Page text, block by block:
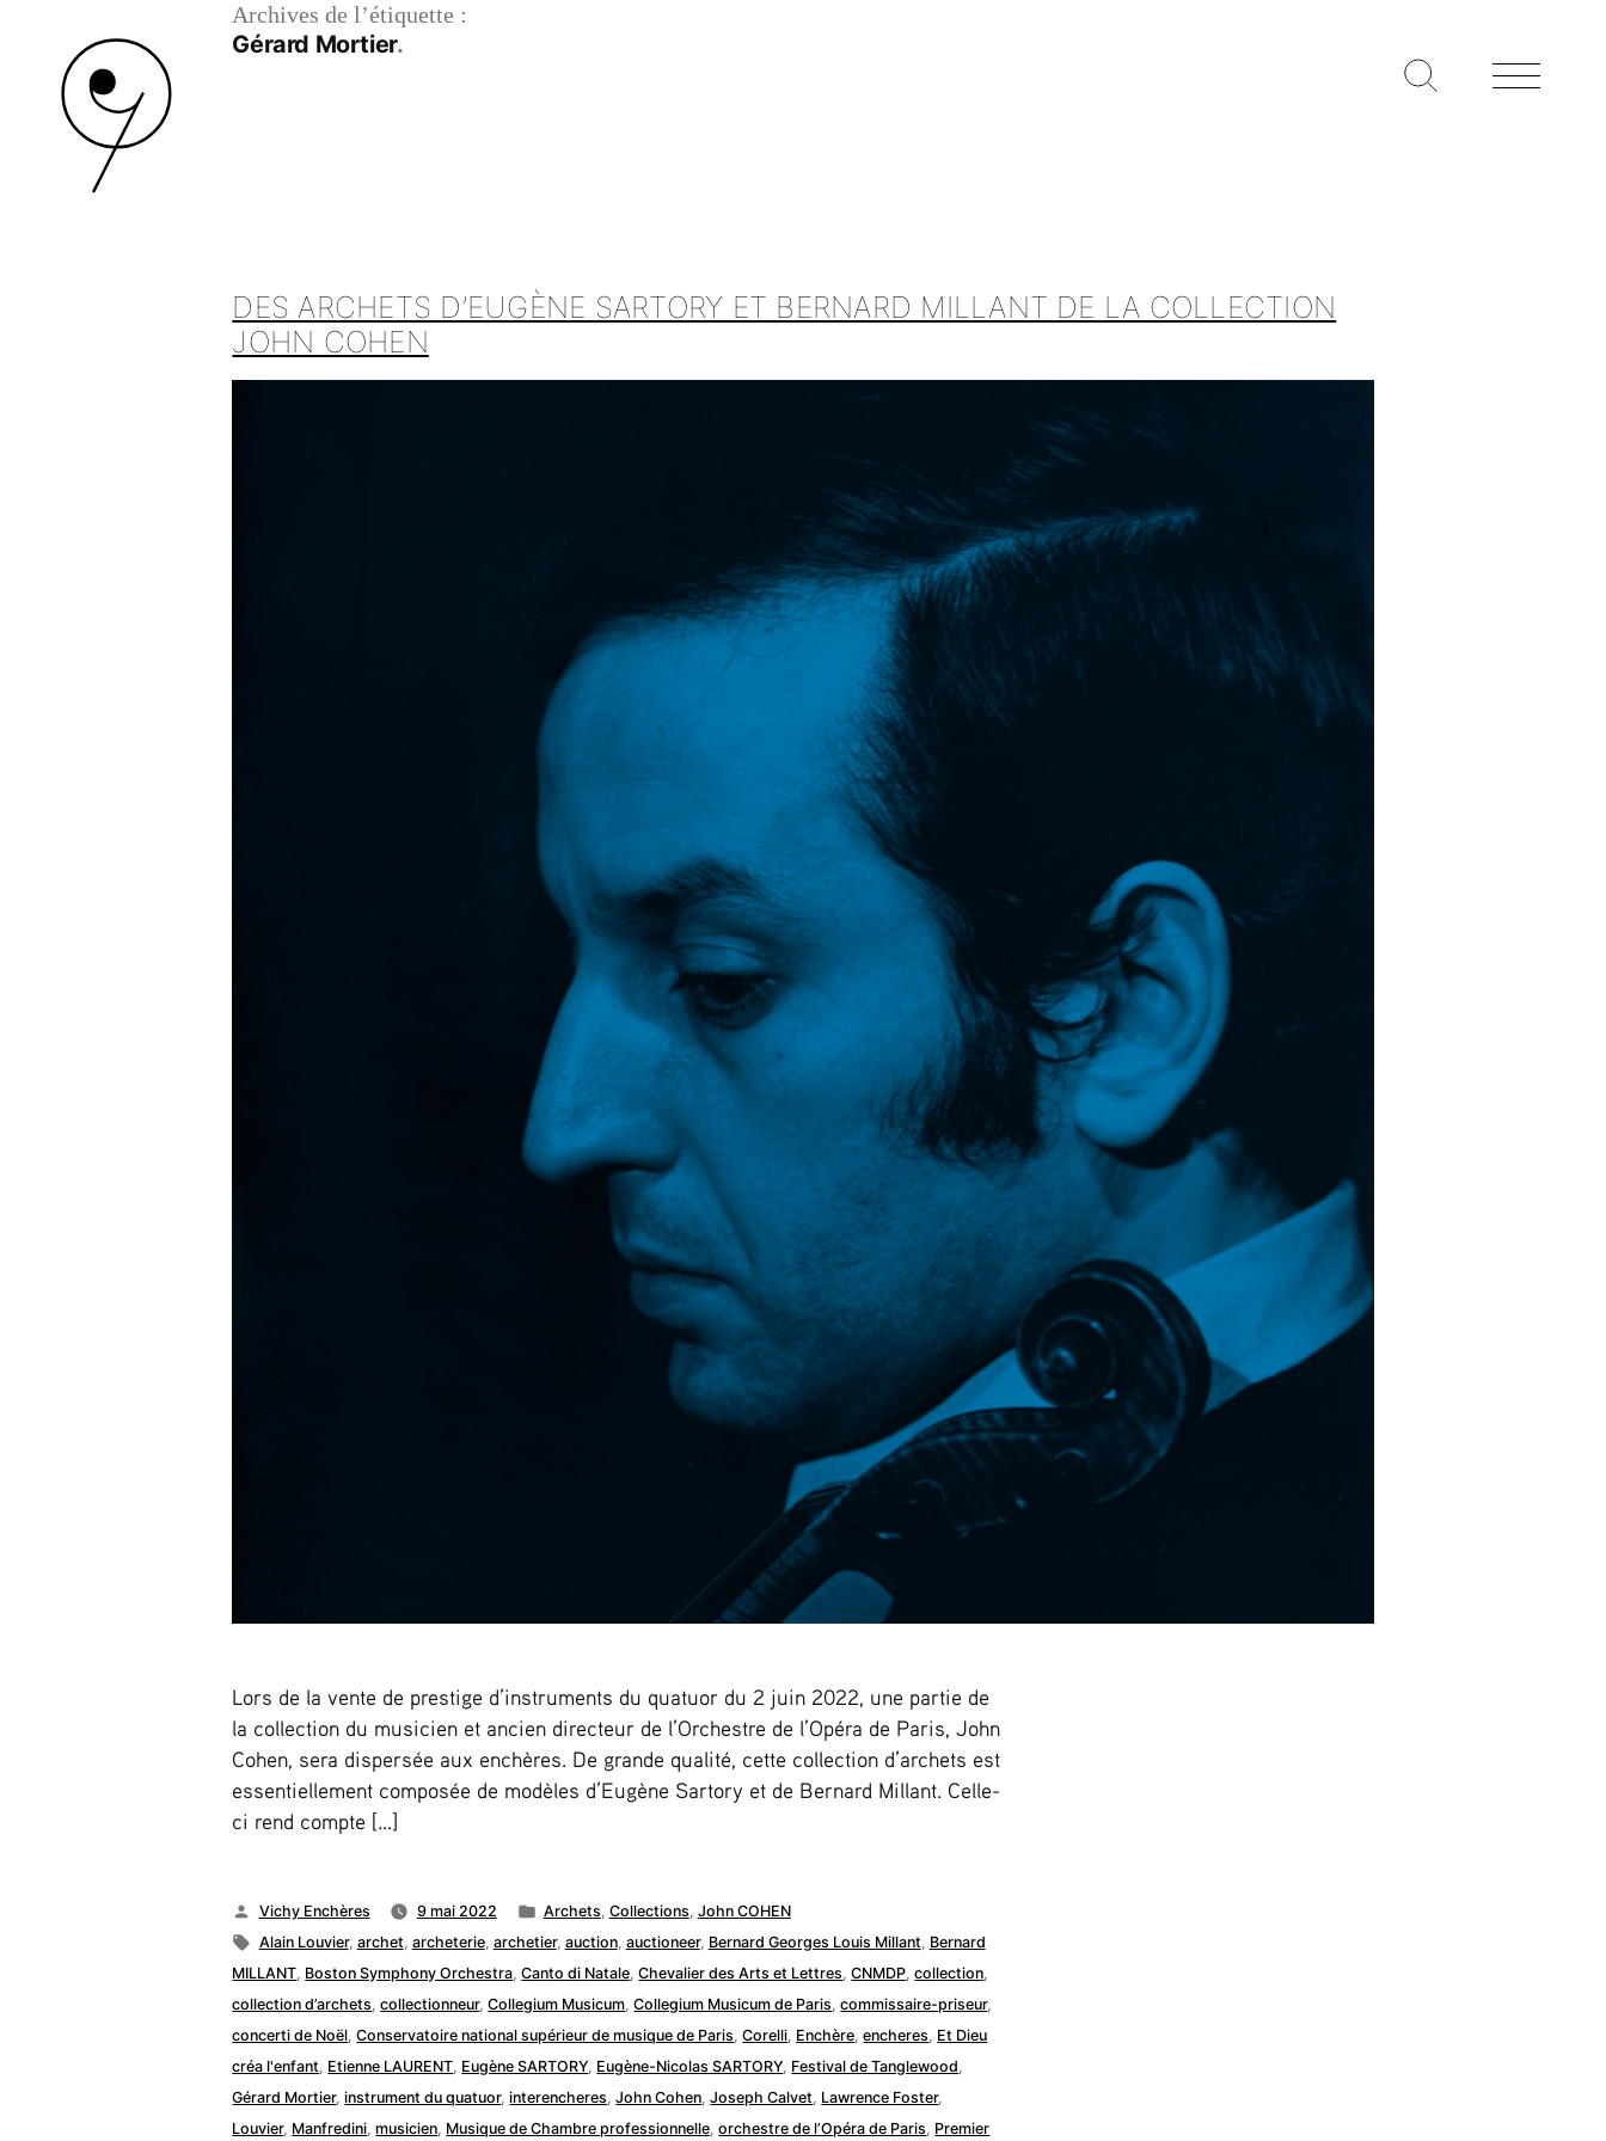
Archives de l’étiquette :
Gérard Mortier
DES ARCHETS D’EUGÈNE SARTORY ET BERNARD MILLANT DE LA COLLECTION
JOHN COHEN
Lors de la vente de prestige d’instruments du quatuor du 2 juin 2022, une partie de
la collection du musicien et ancien directeur de l’Orchestre de l’Opéra de Paris, John
Cohen, sera dispersée aux enchères. De grande qualité, cette collection d’archets est
essentiellement composée de modèles d’Eugène Sartory et de Bernard Millant. Celle-
ci rend compte […]
Publié
par
Vichy Enchères 9 mai 2022
Publié
dans
Archets Collections John COHEN
Étiquettes :
Alain Louvier, archet archeterie, archetier, auction, auctioneer, Bernard Georges Louis Millant Bernard
MILLANT Boston Symphony Orchestra ,Canto di Natale ,Chevalier des Arts et Lettres ,CNMDP ,collection
collection d’archets ,collectionneur,Collegium Musicum ,Collegium Musicum de Paris ,commissaire-priseur,
concerti de Noël ,Conservatoire national supérieur de musique de Paris ,Corelli Enchère ,encheres Et Dieu
créa l'enfant Etienne LAURENT Eugène SARTORY Eugène-Nicolas SARTORY Festival de Tanglewood
Gérard Mortier,instrument du quatuor,interencheres ,John Cohen ,Joseph Calvet Lawrence Foster,
Louvier, Manfredini ,musicien Musique de Chambre professionnelle ,orchestre de l’Opéra de Paris Premier